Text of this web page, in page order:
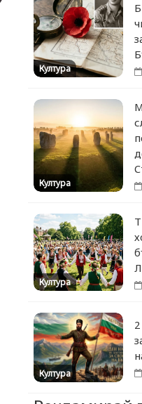
Култура
Култура
Култура
Култура